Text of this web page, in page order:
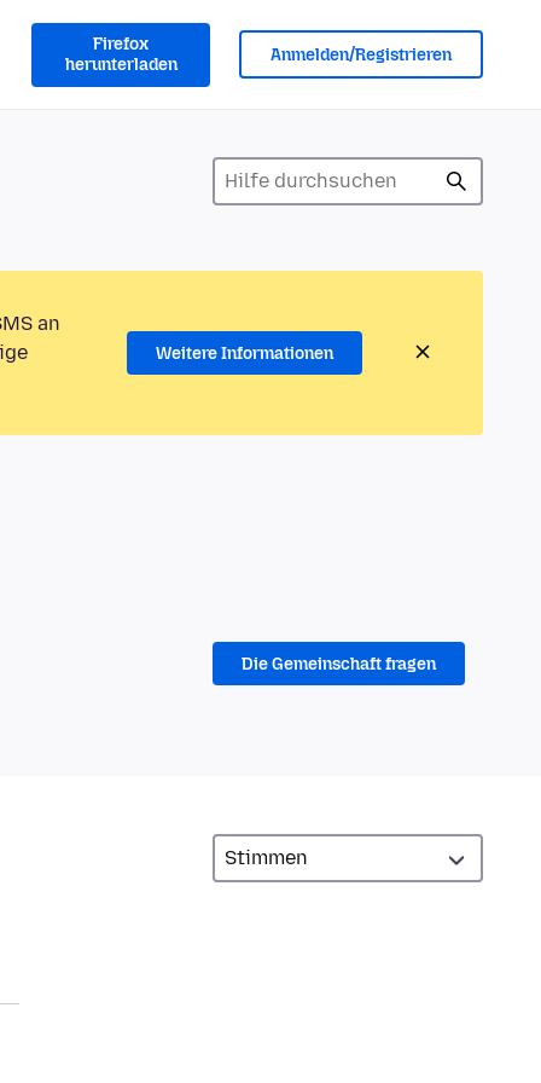
Firefox
herunterladen
Anmelden/Registrieren
an
Weitere Informationen
Die Gemeinschaft fragen